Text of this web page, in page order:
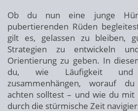
Ob du nun eine junge
pubertierenden Rüden
gilt es, gelassen zu bleiben,
Strategien zu entwickeln
Orientierung zu geben. In
du, wie Läufigkeit
zusammenhängen, worauf
achten solltest – und wie du mit
durch die stürmische Zeit